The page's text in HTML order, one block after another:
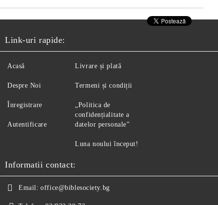
Link-uri rapide:
Acasă
Despre Noi
Înregistrare
Autentificare
Livrare și plată
Termeni și condiții
„Politica de
confidențialitate a
datelor personale”
Luna noului început!
Informatii contact:
Email: office@biblesociety.bg